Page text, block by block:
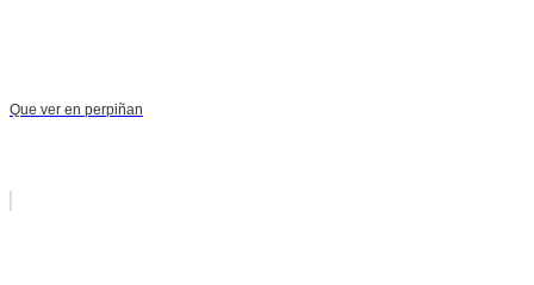
Que ver en perpiñan